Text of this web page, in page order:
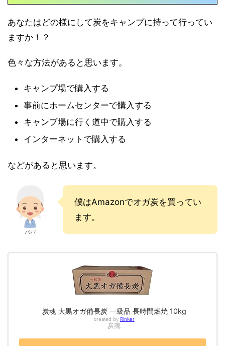
あなたはどの様にして炭をキャンプに持って行ってい
ますか！？
色々な方法があると思います。
キャンプ場で購入する
事前にホームセンターで購入する
キャンプ場に行く道中で購入する
インターネットで購入する
などがあると思います。
パパ
僕はAmazonでオガ炭を買ってい
ます。
炭魂 大黒オガ備長炭 一級品 長時間燃焼 10kg
created by Rinker
炭魂